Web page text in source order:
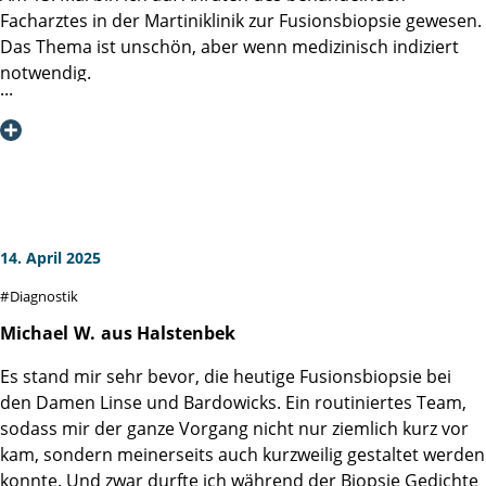
Großer Respekt ist geblieben, aber damit konnte/kann ich
umgehen.
Nicht zuletzt ergab sich auch eine rege Diskussion unter
den Teilnehmern, die alle das gleiche Thema verarbeiten
müssen. Mir hat auch das geholfen.
"Puzzlestück" für die hervorragenden Abläufe &
Arbeitsprozesse in der Martini-Klinik.
Facharztes in der Martiniklinik zur Fusionsbiopsie gewesen.
Das Thema ist unschön, aber wenn medizinisch indiziert
notwendig.
Mein Dank gilt Allen im Prozess Involvierten: Information,
Anmeldung, Aufklärung und Behandlung.
aussprechen. Das medizinische Team versorgt den
Patienten mit allen notwendigen Informationen und ist in
Behandlung Spaß gemacht hat, aber die professionelle
Herangehensweise hat für Vertrauen und Zuversicht
gesorgt.
14. April 2025
Diagnostik
Michael W. aus Halstenbek
Es stand mir sehr bevor, die heutige Fusionsbiopsie bei
den Damen Linse und Bardowicks. Ein routiniertes Team,
sodass mir der ganze Vorgang nicht nur ziemlich kurz vor
kam, sondern meinerseits auch kurzweilig gestaltet werden
konnte. Und zwar durfte ich während der Biopsie Gedichte